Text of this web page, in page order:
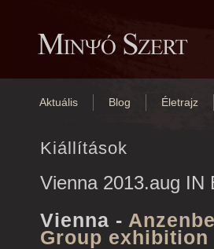
Aktuális Blog Életrajz
Kiállítások
Vienna 2013.aug IN
Vienna -
Group exhibition